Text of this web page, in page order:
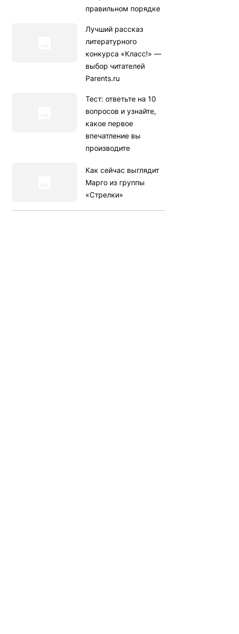
правильном порядке
Лучший рассказ
литературного
конкурса «Класс!» —
выбор читателей
Parents.ru
Тест: ответьте на 10
вопросов и узнайте,
какое первое
впечатление вы
производите
Как сейчас выглядит
Марго из группы
«Стрелки»